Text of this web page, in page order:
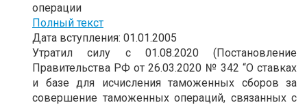
операции
Полный текст
Дата вступления: 01.01.2005
Утратил силу с 01.08.2020 (Постановление
Правительства РФ от 26.03.2020 № 342 “О ставках
и базе для исчисления таможенных сборов за
совершение таможенных операций, связанных с